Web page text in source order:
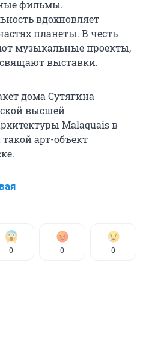
фильмы.
вдохновляет
планеты. В честь
музыкальные проекты,
выставки.
дома Сутягина
высшей
Malaquais в
арт-объект
0 0 0